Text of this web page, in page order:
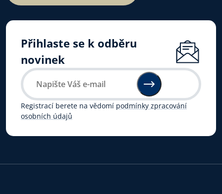
Přihlaste se k odběru
novinek
Registrací berete na vědomí podmínky zpracování
osobních údajů